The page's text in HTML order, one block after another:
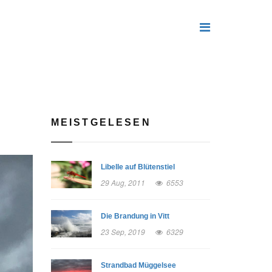
MEISTGELESEN
Libelle auf Blütenstiel
29 Aug, 2011 6553
Die Brandung in Vitt
23 Sep, 2019 6329
Strandbad Müggelsee